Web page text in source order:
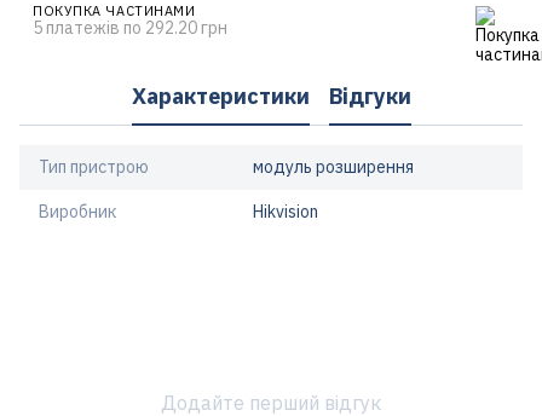
ПОКУПКА ЧАСТИНАМИ
5 платежів по 292.20 грн
Характеристики Відгуки
Тип пристрою модуль розширення
Виробник Hikvision
Додайте перший відгук